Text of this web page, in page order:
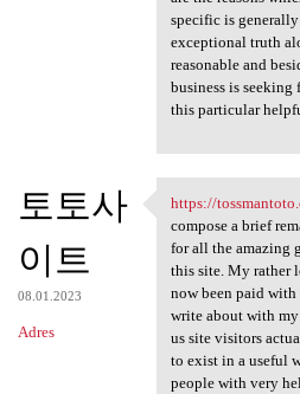
specific is
exceptional truth
reasonable and
business is
this particular
토토사
이트
08.01.2023
Adres
https://
https://
compose a brief
for all the amazing
this site. My rather
now been paid
write about with
us site visitors
to exist in a useful
people with very